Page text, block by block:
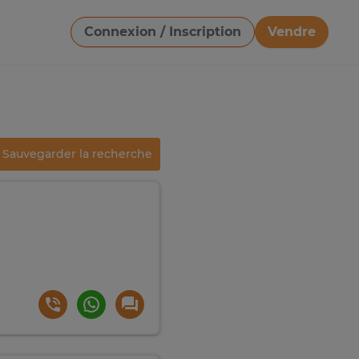
Connexion / Inscription
Vendre
Télécharger une image
Sauvegarder la recherche